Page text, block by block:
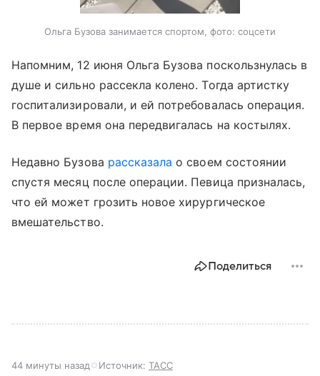
Ольга Бузова занимается спортом, фото: соцсети
Напомним, 12 июня Ольга Бузова поскользнулась в
душе и сильно рассекла колено. Тогда артистку
госпитализировали, и ей потребовалась операция.
В первое время она передвигалась на костылях.
Недавно Бузова рассказала о своем состоянии
спустя месяц после операции. Певица призналась,
что ей может грозить новое хирургическое
вмешательство.
Поделиться
44 минуты назад Источник: ТАСС